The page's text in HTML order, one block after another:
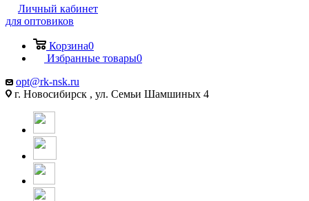
Личный кабинет
для оптовиков
Корзина0
Избранные товары0
opt@rk-nsk.ru
г. Новосибирск , ул. Семьи Шамшиных 4